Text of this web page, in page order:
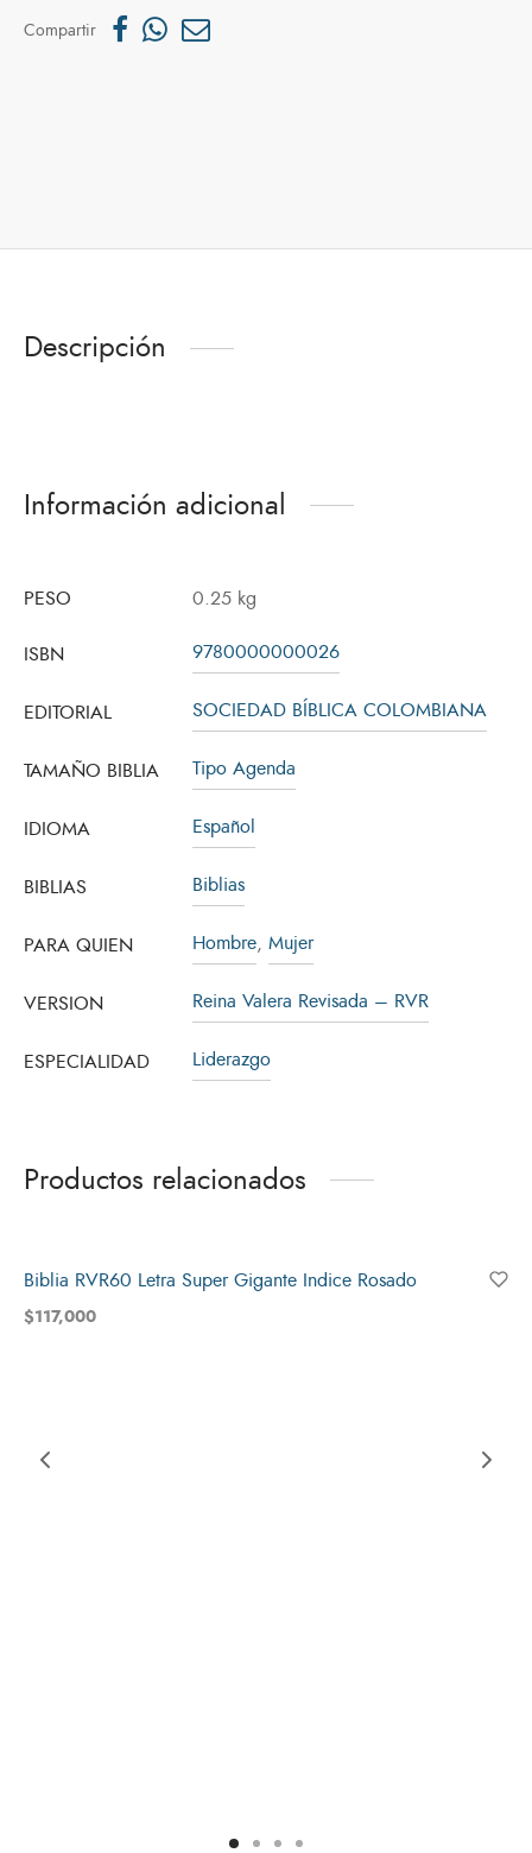
Compartir
Descripción
Información adicional
PESO 0.25 kg
ISBN 9780000000026
EDITORIAL SOCIEDAD BÍBLICA COLOMBIANA
TAMAÑO BIBLIA Tipo Agenda
IDIOMA Español
BIBLIAS Biblias
PARA QUIEN Hombre, Mujer
VERSION Reina Valera Revisada – RVR
ESPECIALIDAD Liderazgo
Productos relacionados
Biblia RVR60 Letra Super Gigante Indice Rosado
$117,000